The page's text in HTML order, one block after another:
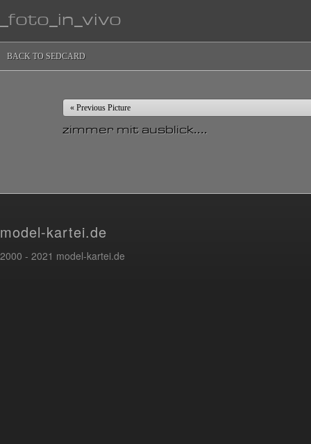
_foto_in_vivo
BACK TO SEDCARD
« Previous Picture
zimmer mit ausblick....
model-kartei.de
2000 - 2021 model-kartei.de